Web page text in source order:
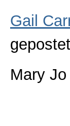
Gail
Mary